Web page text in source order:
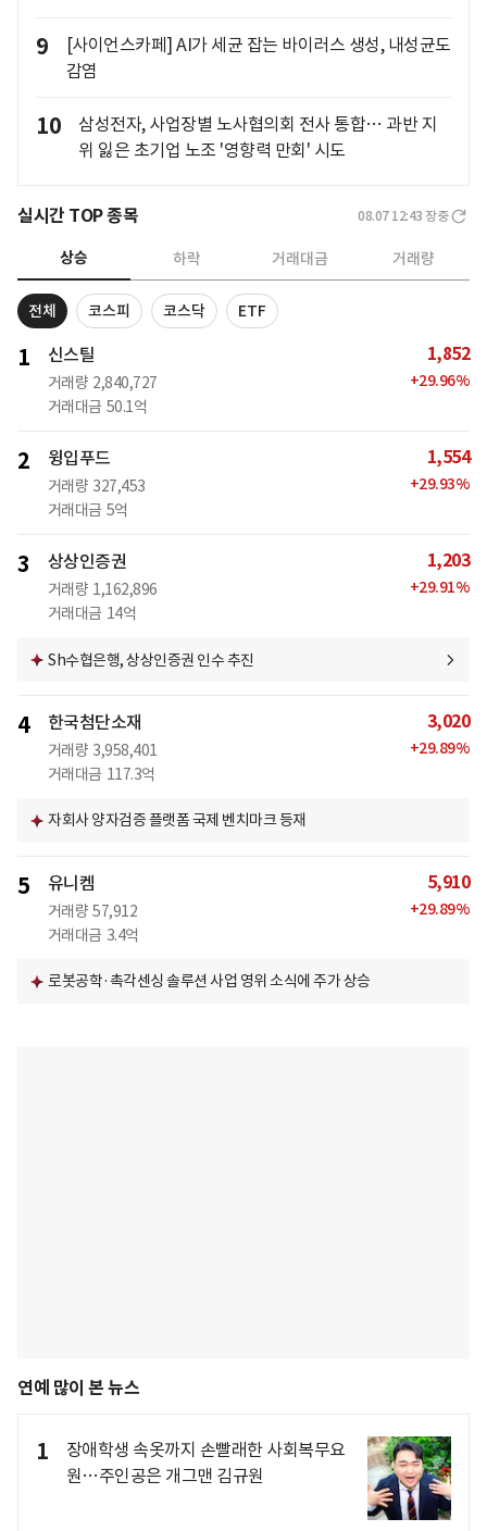
9
[사이언스카페] AI가 세균 잡는 바이러스 생성, 내성균도
감염
10
삼성전자, 사업장별 노사협의회 전사 통합… 과반 지
위 잃은 초기업 노조 '영향력 만회' 시도
실시간 TOP 종목 08.07 12:43 장중
상승 하락 거래대금 거래량
전체 코스피 코스닥 ETF
1 신스틸
거래량 2,840,727
거래대금 50.1억
1,852
+29.96%
2 윙입푸드
거래량 327,453
거래대금 5억
1,554
+29.93%
3 상상인증권
거래량 1,162,896
거래대금 14억
1,203
+29.91%
Sh수협은행, 상상인증권 인수 추진
4 한국첨단소재
거래량 3,958,401
거래대금 117.3억
3,020
+29.89%
자회사 양자검증 플랫폼 국제 벤치마크 등재
5 유니켐
거래량 57,912
거래대금 3.4억
5,910
+29.89%
로봇공학·촉각센싱 솔루션 사업 영위 소식에 주가 상승
연예 많이 본 뉴스
1
장애학생 속옷까지 손빨래한 사회복무요
원…주인공은 개그맨 김규원